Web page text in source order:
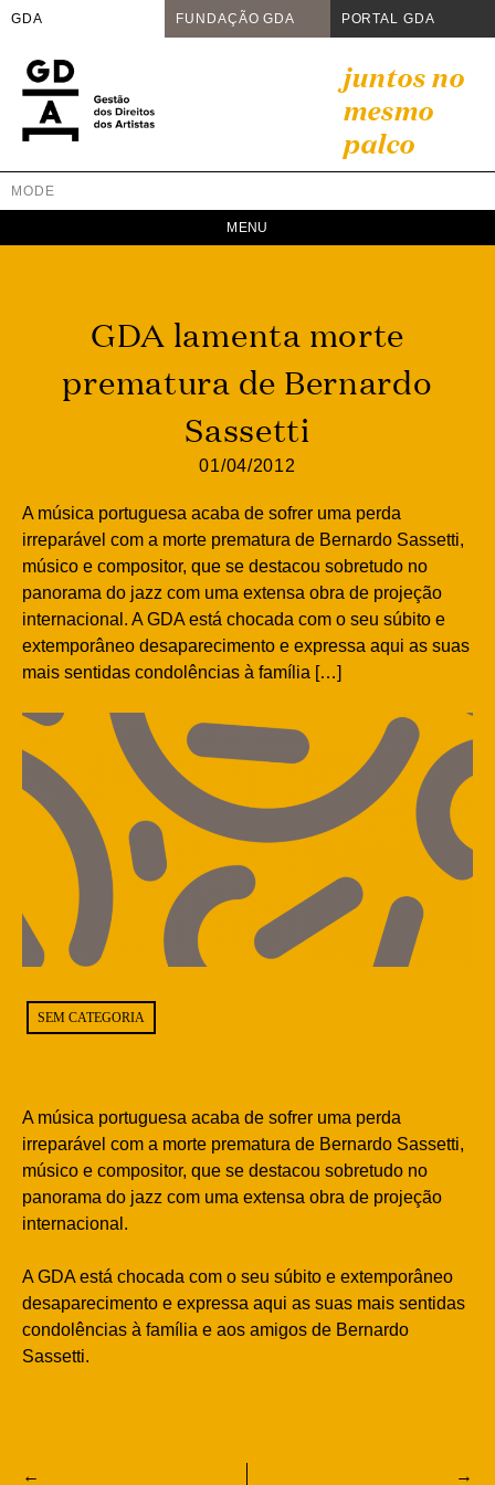
GDA FUNDAÇÃO GDA PORTAL GDA
content
juntos no
mesmo
palco
GDA
Juntos no mesmo palco
MODE
GDA lamenta morte
prematura de Bernardo
Sassetti
01/04/2012
A música portuguesa acaba de sofrer uma perda
irreparável com a morte prematura de Bernardo Sassetti,
músico e compositor, que se destacou sobretudo no
panorama do jazz com uma extensa obra de projeção
internacional. A GDA está chocada com o seu súbito e
extemporâneo desaparecimento e expressa aqui as suas
mais sentidas condolências à família […]
SEM CATEGORIA
A música portuguesa acaba de sofrer uma perda
irreparável com a morte prematura de Bernardo Sassetti,
músico e compositor, que se destacou sobretudo no
panorama do jazz com uma extensa obra de projeção
internacional.
A GDA está chocada com o seu súbito e extemporâneo
desaparecimento e expressa aqui as suas mais sentidas
condolências à família e aos amigos de Bernardo
Sassetti.